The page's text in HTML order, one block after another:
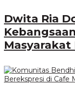
Dwita Ria